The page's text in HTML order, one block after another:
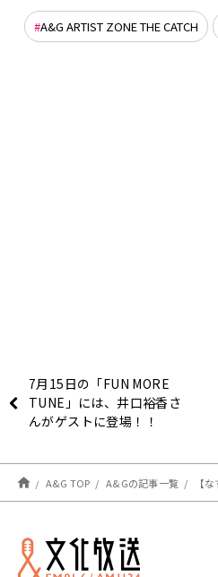
A&G ARTIST ZONE THE CATCH
7月15日の「FUN MORE
TUNE」には、井口裕香さ
んがゲストに登場！！
A&G TOP A&Gの記事一覧 【なすお